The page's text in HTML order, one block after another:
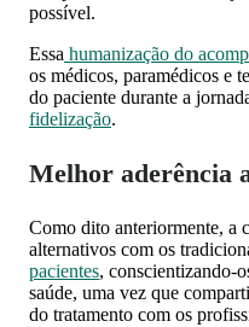
possível.
Essa humanização do
os médicos, paramédicos e
do paciente durante a
fidelização.
Melhor aderência
Como dito anteriormente, a
alternativos com os
pacientes, conscientizando-
saúde, uma vez que
do tratamento com os